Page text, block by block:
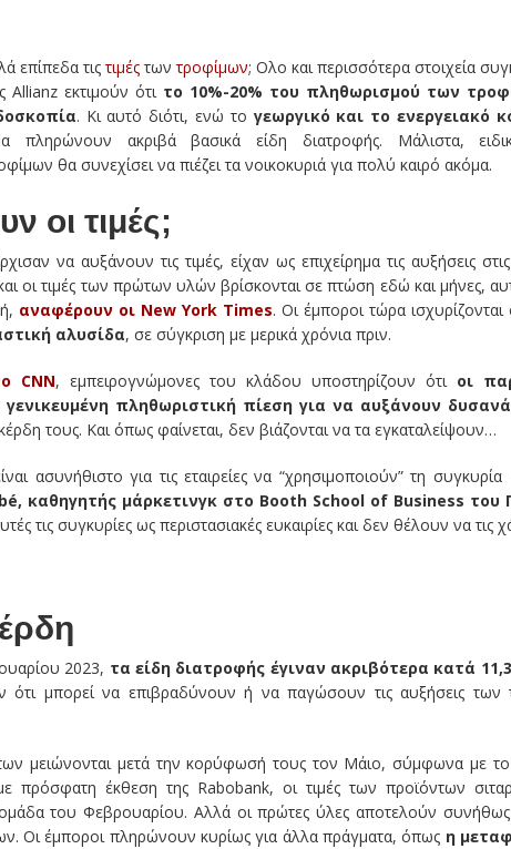
επίπεδα τιςτιμέςτωντροφίμων; Ολο και περισσότερα στοιχεία
εκτιμούν ότι το 10%-20% του πληθωρισμού των
. Κι αυτό διότι, ενώ το γεωργικό και το ενεργειακό
πληρώνουν ακριβά βασικά είδη διατροφής. Μάλιστα,
θα συνεχίσει να πιέζει τα νοικοκυριά για πολύ καιρό ακόμα.
οι τιμές;
να αυξάνουν τις τιμές, είχαν ως επιχείρημα τις αυξήσεις
οι τιμές των πρώτων υλών βρίσκονται σε πτώση εδώ και μήνες,
αναφέρουν οι New York Times. Οι έμποροι τώρα ισχυρίζονται
αλυσίδα, σε σύγκριση με μερικά χρόνια πριν.
CNN, εμπειρογνώμονες του κλάδου υποστηρίζουν ότι οι
πληθωριστική πίεση για να αυξάνουν
τους. Και όπως φαίνεται, δεν βιάζονται να τα εγκαταλείψουν…
ασυνήθιστο για τις εταιρείες να “χρησιμοποιούν” τη
καθηγητής μάρκετινγκ στο Booth School of Business του
τις συγκυρίες ως περιστασιακές ευκαιρίες και δεν θέλουν να τις
2023, τα είδη διατροφής έγιναν ακριβότερα κατά
ότι μπορεί να επιβραδύνουν ή να παγώσουν τις αυξήσεις
μειώνονται μετά την κορύφωσή τους τον Μάιο, σύμφωνα με το
πρόσφατη έκθεση της Rabobank, οι τιμές των προϊόντων
του Φεβρουαρίου. Αλλά οι πρώτες ύλες αποτελούν
Οι έμποροι πληρώνουν κυρίως για άλλα πράγματα, όπως η